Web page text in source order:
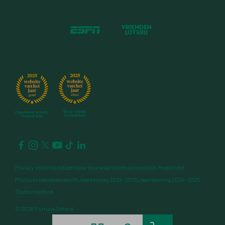
Privacy statementAlgemene VoorwaardenHuishoudelijk Reglement
Protocol cameratoezichtJaarverslag 2024-2025Jaarrekening 2024-2025
Stadionverbod
© 2026 Fortuna Sittard